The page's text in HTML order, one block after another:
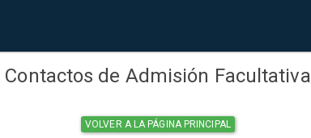
Contactos de Admisión Facultativa
VOLVER A LA PÁGINA PRINCIPAL